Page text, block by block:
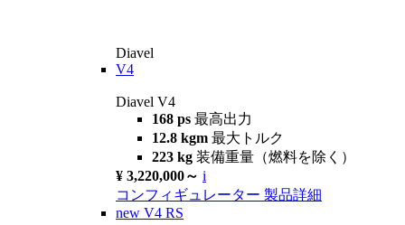
Diavel
V4
Diavel V4
168 ps 最高出力
12.8 kgm 最大トルク
223 kg 装備重量（燃料を除く）
¥ 3,220,000～ i
コンフィギュレーター 製品詳細
new V4 RS